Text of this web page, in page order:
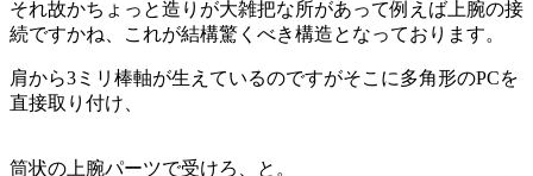
それ故かちょっと造りが大雑把な所があって例えば上腕の接
続ですかね、これが結構驚くべき構造となっております。
肩から3ミリ棒軸が生えているのですがそこに多角形のPCを
直接取り付け、
筒状の上腕パーツで受けろ、と。